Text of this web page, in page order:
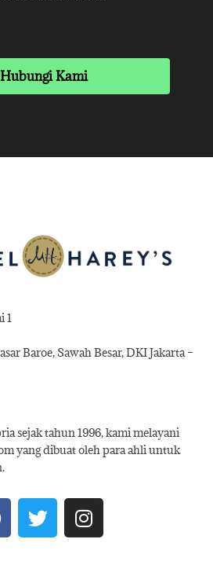
Hubungi Kami
1
Baroe, Sawah Besar, DKI Jakarta –
sejak tahun 1996, kami melayani
yang dibuat oleh para ahli untuk